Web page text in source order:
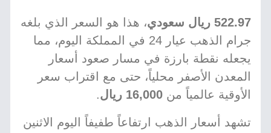
522.97 ريال سعودي
، هذا هو السعر الذي بلغه
جرام الذهب عيار 24 في المملكة اليوم، مما
يجعله نقطة بارزة في مسار صعود أسعار
المعدن الأصفر محلياً، حتى مع اقتراب سعر
الأوقية عالمياً من 16,000 ريال .
تشهد أسعار الذهب ارتفاعاً طفيفاً اليوم الاثنين